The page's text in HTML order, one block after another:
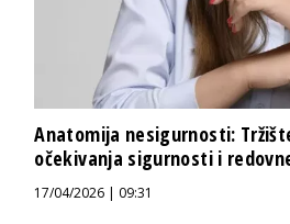
Anatomija nesigurnosti:
očekivanja sigurnosti i
17/04/2026 | 09:31